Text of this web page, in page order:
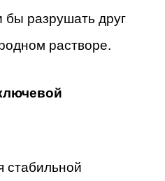
бы разрушать друг
растворе.
стабильной